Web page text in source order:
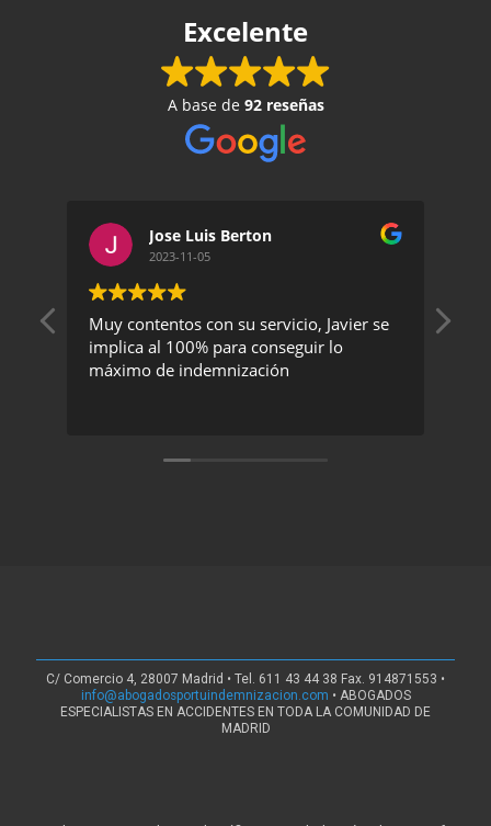
Excelente
A base de 92 reseñas
Jose Luis Berton
2023-11-05
Muy contentos con su servicio, Javier se
implica al 100% para conseguir lo
máximo de indemnización
C/ Comercio 4, 28007 Madrid • Tel. 611 43 44 38 Fax. 914871553 •
info@abogadosportuindemnizacion.com • ABOGADOS
ESPECIALISTAS EN ACCIDENTES EN TODA LA COMUNIDAD DE
MADRID